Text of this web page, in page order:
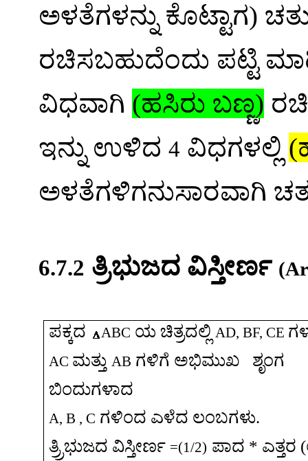
ಅಳತೆಗಳನ್ನು ಕೊಟ್ಟಾಗ)
ರಚಿಸಬಹುದೆಂದು ಪಟ್ಟಿ
ವಿಧವಾಗಿ (ಹಸಿರು ಬಣ್ಣ)
ಇನ್ನು ಉಳಿದ 4 ವಿಧಗಳಲ್ಲಿ (
ಅಳತೆಗಳಿಗನುಸಾರವಾಗಿ
6.7.2 ತ್ರಿಭುಜದ ವಿಸ್ತೀರ್ಣ
ಪಕ್ಕದ ABC ಯ ಚಿತ್ರದಲ್ಲಿ AD, BF, CE
AC ಮತ್ತು AB ಗಳಿಗೆ ಅಭಿಮುಖ
ಶೃಂಗ
ಬಿಂದುಗಳಾದ
A,B , C ಗಳಿಂದ ಎಳೆದ ಲಂಬಗಳು.
ತ್ರ್ರಿಭುಜದ ವಿಸ್ತೀರ್ಣ =(1/2) ಪಾದ * ಎತ್ತರ (